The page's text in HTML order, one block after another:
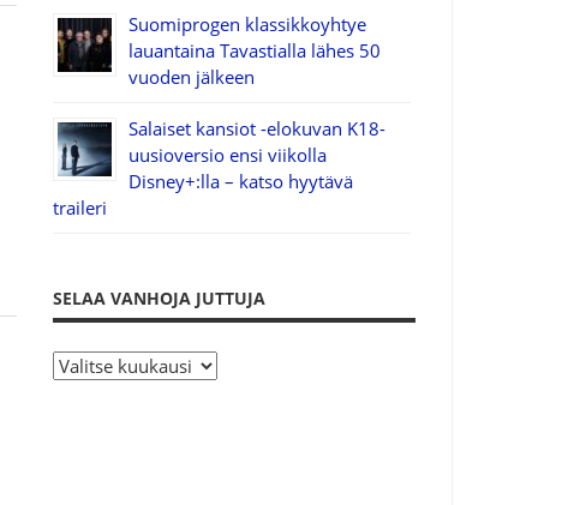
Suomiprogen klassikkoyhtye
lauantaina Tavastialla lähes 50
vuoden jälkeen
Salaiset kansiot -elokuvan K18-
uusioversio ensi viikolla
Disney+:lla – katso hyytävä
traileri
SELAA VANHOJA JUTTUJA
S